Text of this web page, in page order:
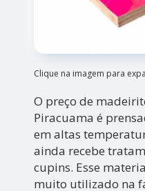
Clique na imagem para
O preço de
Piracuama é
em altas
ainda recebe
cupins. Esse
muito utilizado na